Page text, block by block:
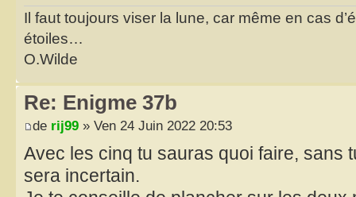
Il faut toujours viser la lune, car même en cas
étoiles…
O.Wilde
Re: Enigme 37b
de rij99 » Ven 24 Juin 2022 20:53
Avec les cinq tu sauras quoi faire, sans
sera incertain.